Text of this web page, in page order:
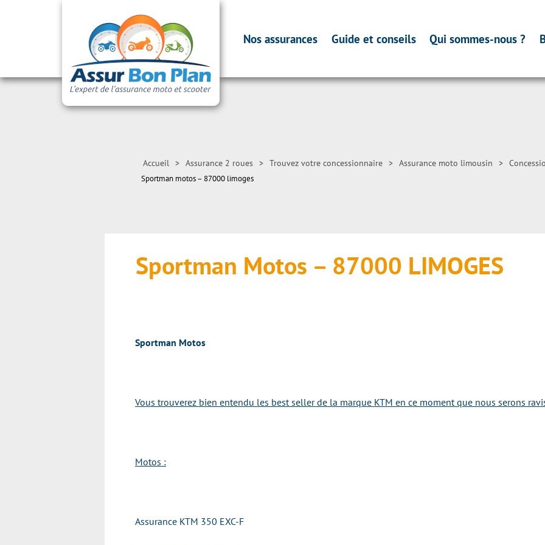
Nos assurances Guide et conseils Qui sommes-nous ?
Accueil > Assurance 2 roues > Trouvez votre concessionnaire > Assurance moto limousin >
Sportman motos – 87000 limoges
Sportman Motos – 87000 LIMOGES
Sportman Motos
Vous trouverez bien entendu les best seller de la marque KTM en ce moment que nous serons
Motos :
Assurance KTM 350 EXC-F